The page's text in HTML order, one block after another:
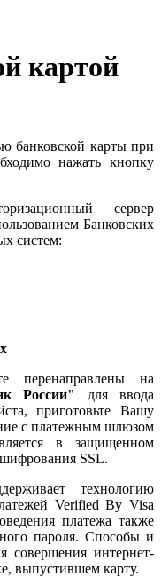
картой
банковской карты при
нажать кнопку
сервер
Банковских
систем:
перенаправлены на
России"
для ввода
приготовьте Вашу
с платежным шлюзом
в защищенном
SSL.
технологию
Verified By Visa
платежа также
пароля. Способы и
совершения интернет-
выпустившем карту.